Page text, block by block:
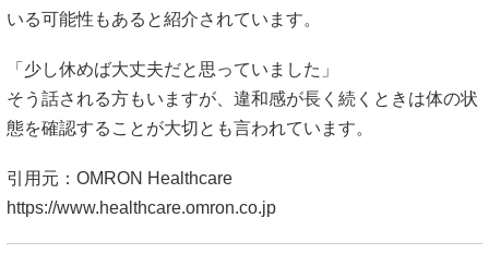
いる可能性もあると紹介されています。
「少し休めば大丈夫だと思っていました」
そう話される方もいますが、違和感が長く続くときは体の状
態を確認することが大切とも言われています。
引用元：OMRON Healthcare
https://www.healthcare.omron.co.jp